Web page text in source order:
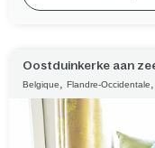
Oostduinkerke aan
Belgique Flandre-Occidentale